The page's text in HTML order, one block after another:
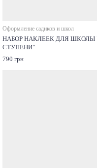
Оформление садиков и школ
НАБОР НАКЛЕЕК ДЛЯ
СТУПЕНИ"
790 грн